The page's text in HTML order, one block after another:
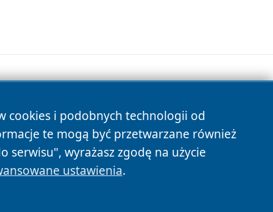
cookies i podobnych technologii od
te mogą być przetwarzane również
serwisu", wyrażasz zgodę na użycie
ustawienia.